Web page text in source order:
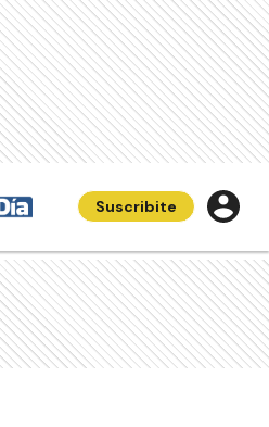
Suscribite